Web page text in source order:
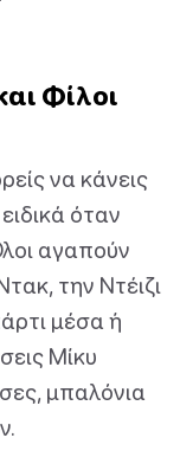
Φίλοι
να κάνεις
όταν
αγαπούν
την Ντέιζι
μέσα ή
Μίκυ
μπαλόνια